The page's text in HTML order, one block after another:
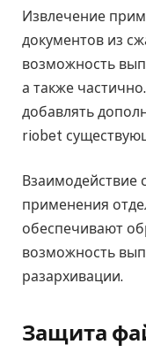
Извлечение
документов из
возможность
а также
добавлять
riobet
Взаимодействие
применения
обеспечивают
возможность
разархивации.
Защита